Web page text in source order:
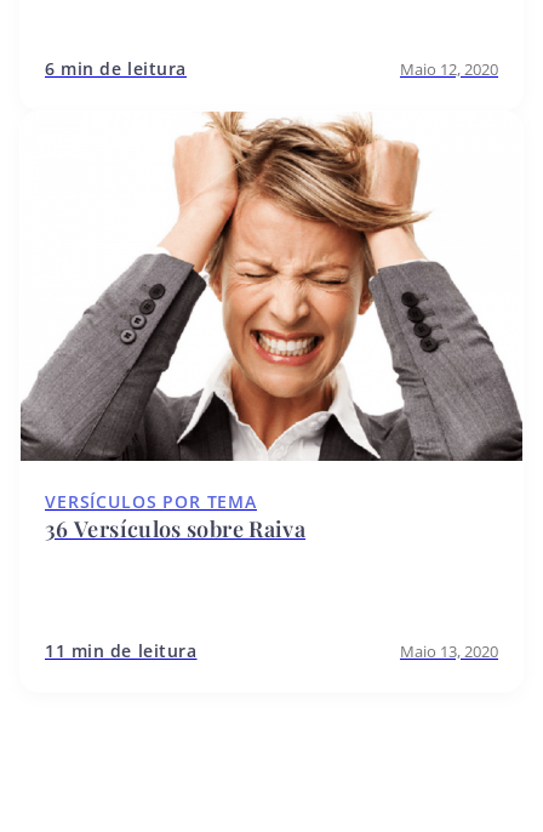
6 min de leitura Maio 12, 2020
VERSÍCULOS POR TEMA
36 Versículos sobre Raiva
11 min de leitura Maio 13, 2020